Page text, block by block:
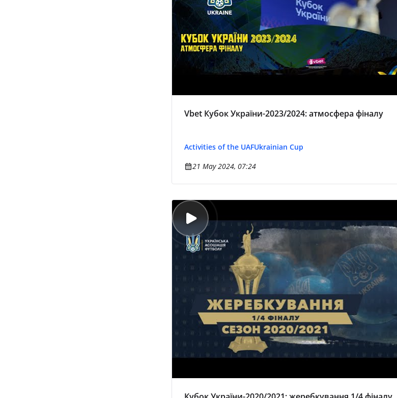
Vbet Кубок України-2023/2024: атмосфера фіналу
Activities of the UAFUkrainian Cup
21 May 2024, 07:24